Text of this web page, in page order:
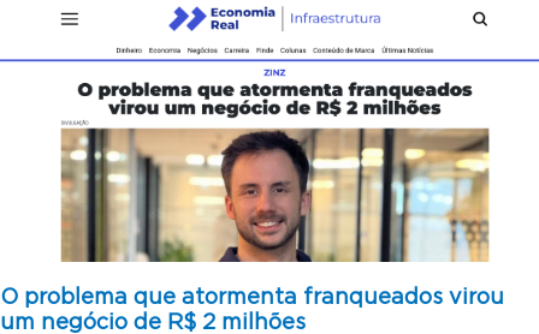
O problema que atormenta franqueados virou
um negócio de R$ 2 milhões